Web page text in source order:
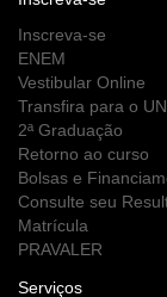
Inscreva-se
ENEM
Vestibular Online
Transfira para o
2ª Graduação
Retorno ao curso
Bolsas e
Consulte seu
Matrícula
PRAVALER
Serviços